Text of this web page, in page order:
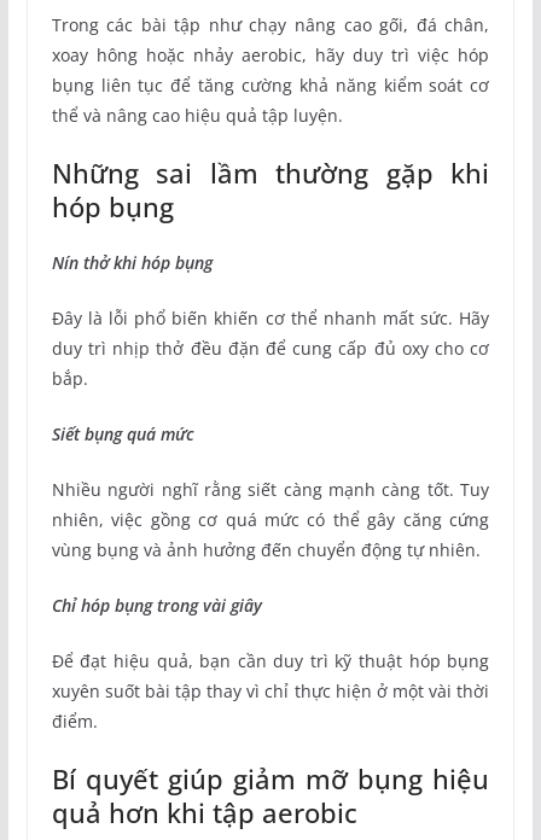
Trong các bài tập như chạy nâng cao gối, đá chân,
xoay hông hoặc nhảy aerobic, hãy duy trì việc hóp
bụng liên tục để tăng cường khả năng kiểm soát cơ
thể và nâng cao hiệu quả tập luyện.
Những sai lầm thường gặp khi
hóp bụng
Nín thở khi hóp bụng
Đây là lỗi phổ biến khiến cơ thể nhanh mất sức. Hãy
duy trì nhịp thở đều đặn để cung cấp đủ oxy cho cơ
bắp.
Siết bụng quá mức
Nhiều người nghĩ rằng siết càng mạnh càng tốt. Tuy
nhiên, việc gồng cơ quá mức có thể gây căng cứng
vùng bụng và ảnh hưởng đến chuyển động tự nhiên.
Chỉ hóp bụng trong vài giây
Để đạt hiệu quả, bạn cần duy trì kỹ thuật hóp bụng
xuyên suốt bài tập thay vì chỉ thực hiện ở một vài thời
điểm.
Bí quyết giúp giảm mỡ bụng hiệu
quả hơn khi tập aerobic